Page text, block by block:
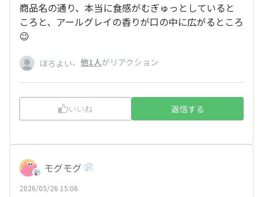
商品名の通り、本当に食感がむぎゅっとしていると
ころと、アールグレイの香りが口の中に広がるところ
😉
ほろよい、 他1人がリアクション
いいね 返信する
モグモグ
2026/05/26 15:06